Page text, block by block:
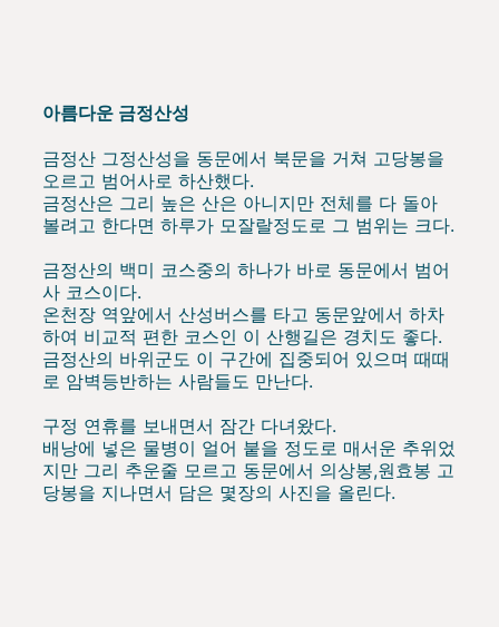
아름다운 금정산성
금정산 그정산성을 동문에서 북문을 거쳐 고당봉을
오르고 범어사로 하산했다.
금정산은 그리 높은 산은 아니지만 전체를 다 돌아
볼려고 한다면 하루가 모잘랄정도로 그 범위는 크다.
금정산의 백미 코스중의 하나가 바로 동문에서 범어
사 코스이다.
온천장 역앞에서 산성버스를 타고 동문앞에서 하차
하여 비교적 편한 코스인 이 산행길은 경치도 좋다.
금정산의 바위군도 이 구간에 집중되어 있으며 때때
로 암벽등반하는 사람들도 만난다.
구정 연휴를 보내면서 잠간 다녀왔다.
배낭에 넣은 물병이 얼어 붙을 정도로 매서운 추위었
지만 그리 추운줄 모르고 동문에서 의상봉,원효봉 고
당봉을 지나면서 담은 몇장의 사진을 올린다.